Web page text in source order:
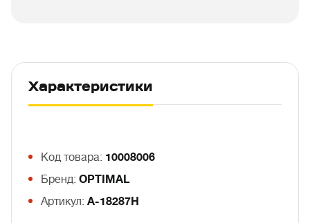
Характеристики
Код товара: 10008006
Бренд: OPTIMAL
Артикул: A-18287H